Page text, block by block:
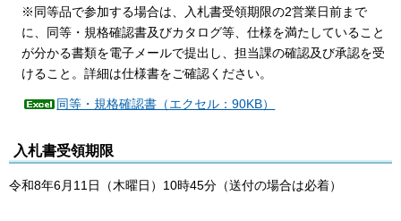
※同等品で参加する場合は、入札書受領期限の2営業日前まで
に、同等・規格確認書及びカタログ等、仕様を満たしていること
が分かる書類を電子メールで提出し、担当課の確認及び承認を受
けること。詳細は仕様書をご確認ください。
同等・規格確認書（エクセル：90KB）
入札書受領期限
令和8年6月11日（木曜日）10時45分（送付の場合は必着）